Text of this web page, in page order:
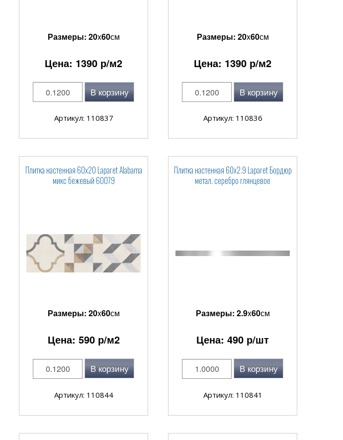
Размеры: 20x60см
Цена: 1390 р/м2
В корзину
Артикул: 110837
Размеры: 20x60см
Цена: 1390 р/м2
В корзину
Артикул: 110836
Плитка настенная 60x20 Laparet Alabama
микс бежевый 60079
Размеры: 20x60см
Цена: 590р/м2
В корзину
Артикул: 110844
Плитка настенная 60x2.9 Laparet Бордюр
метал. серебро глянцевое
Размеры: 2.9x60см
Цена: 490 р/шт
В корзину
Артикул: 110841